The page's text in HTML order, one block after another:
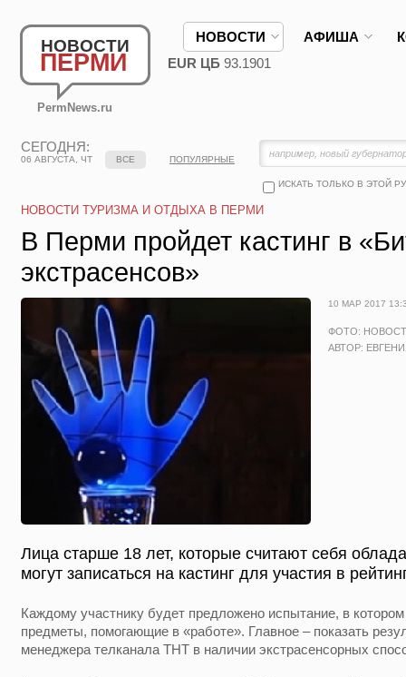
НОВОСТИ
ПЕРМИ
PermNews.ru
НОВОСТИ АФИША
EUR ЦБ 93.1901
СЕГОДНЯ:
06 АВГУСТА, ЧТ
ИСКАТЬ ТОЛЬКО В ЭТОЙ
ВСЕ ПОПУЛЯРНЫЕ
НОВОСТИ ТУРИЗМА И ОТДЫХА В ПЕРМИ
В Перми пройдет кастинг в
экстрасенсов»
10 МАР 2017
ФОТО:
АВТОР:
Лица старше 18 лет, которые считают себя
могут записаться на кастинг для участия в
Каждому участнику будет предложено испытание, в
предметы, помогающие в «работе». Главное – показать
менеджера телканала ТНТ в наличии экстрасенсорных